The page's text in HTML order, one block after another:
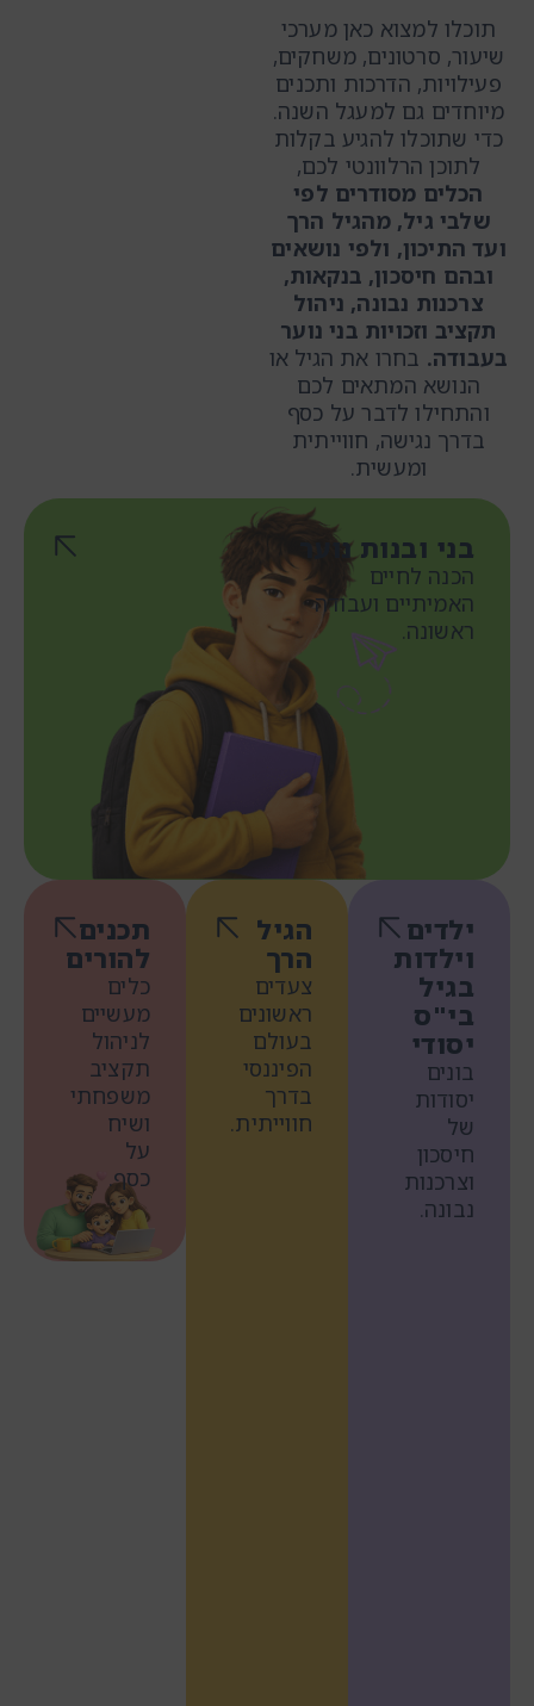
תוכלו למצוא כאן מערכי
שיעור, סרטונים, משחקים,
פעילויות, הדרכות ותכנים
מיוחדים גם למעגל השנה.
כדי שתוכלו להגיע בקלות
לתוכן הרלוונטי לכם,
הכלים מסודרים לפי
שלבי גיל, מהגיל הרך
ועד התיכון, ולפי נושאים
ובהם חיסכון, בנקאות,
צרכנות נבונה, ניהול
תקציב וזכויות בני נוער
בעבודה. בחרו את הגיל או
הנושא המתאים לכם
והתחילו לדבר על כסף
בדרך נגישה, חווייתית
ומעשית.
בני ובנות נוער
הכנה לחיים
האמיתיים ועבודה
ראשונה.
ילדים
וילדות
בגיל
בי"ס
יסודי
בונים
יסודות
של
חיסכון
וצרכנות
נבונה.
הגיל
הרך
צעדים
ראשונים
בעולם
הפיננסי
בדרך
חווייתית.
תכנים
להורים
כלים
מעשיים
לניהול
תקציב
משפחתי
ושיח
על
כסף.